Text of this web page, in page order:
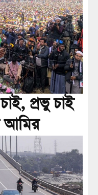
প্রভু চাই
আমির